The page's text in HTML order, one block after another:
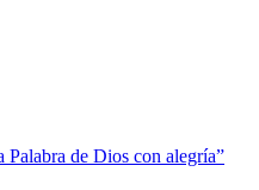
de Dios con alegría”